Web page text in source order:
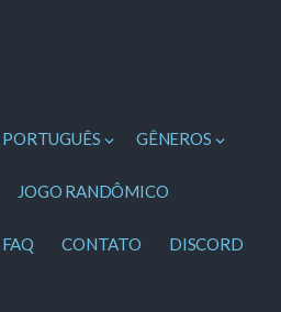
GÊNEROS
JOGO RANDÔMICO
FAQ CONTATO DISCORD